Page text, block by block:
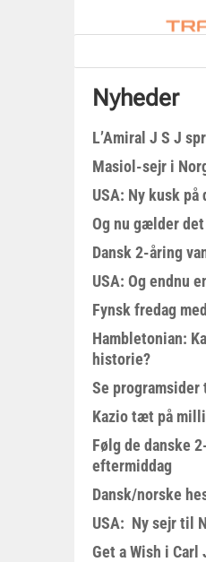
Nyheder
L’Amiral J S J
Masiol-sejr i
USA: Ny kusk på
Og nu gælder
Dansk 2-åring
USA: Og endnu
Fynsk fredag
Hambletonian:
historie?
Se
Kazio tæt på
Følg de danske
eftermiddag
Dansk/norske
USA: Ny sejr til
Get a Wish i Carl